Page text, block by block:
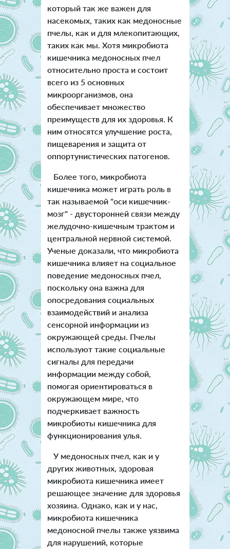
который так же важен для
насекомых, таких как медоносные
пчелы, как и для млекопитающих,
таких как мы. Хотя микробиота
кишечника медоносных пчел
относительно проста и состоит
всего из 5 основных
микроорганизмов, она
обеспечивает множество
преимуществ для их здоровья. К
ним относятся улучшение роста,
пищеварения и защита от
оппортунистических патогенов.
Более того, микробиота
кишечника может играть роль в
так называемой "оси кишечник-
мозг" - двусторонней связи между
желудочно-кишечным трактом и
центральной нервной системой.
Ученые доказали, что микробиота
кишечника влияет на социальное
поведение медоносных пчел,
поскольку она важна для
опосредования социальных
взаимодействий и анализа
сенсорной информации из
окружающей среды. Пчелы
используют такие социальные
сигналы для передачи
информации между собой,
помогая ориентироваться в
окружающем мире, что
подчеркивает важность
микробиоты кишечника для
функционирования улья.
У медоносных пчел, как и у
других животных, здоровая
микробиота кишечника имеет
решающее значение для здоровья
хозяина. Однако, как и у нас,
микробиота кишечника
медоносной пчелы также уязвима
для нарушений, которые